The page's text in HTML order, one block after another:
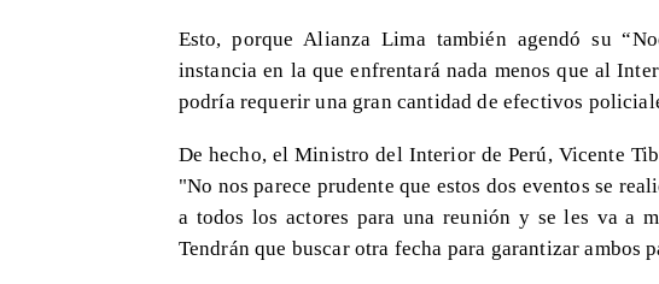
Esto, porque Alianza Lima también agendó su
instancia en la que enfrentará nada menos que al
podría requerir una gran cantidad de efectivos
De hecho, el Ministro del Interior de Perú, Vicente
"No nos parece prudente que estos dos eventos se
a todos los actores para una reunión y se les va a
Tendrán que buscar otra fecha para garantizar ambos